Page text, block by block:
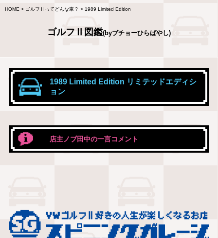
HOME > ゴルフⅡってどんな車？ > 1989 Limited Edition
ゴルフⅡ図鑑(byブチョーひらばやし)
1989 Limited Edition リミテッドエディシ
ョン
店主ノブ田中の一言コメント